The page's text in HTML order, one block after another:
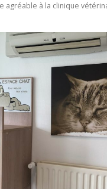
agréable à la clinique